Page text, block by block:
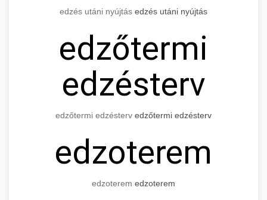
edzés utáni nyújtás edzés utáni nyújtás
edzőtermi
edzésterv
edzőtermi edzésterv edzőtermi edzésterv
edzoterem
edzoterem edzoterem